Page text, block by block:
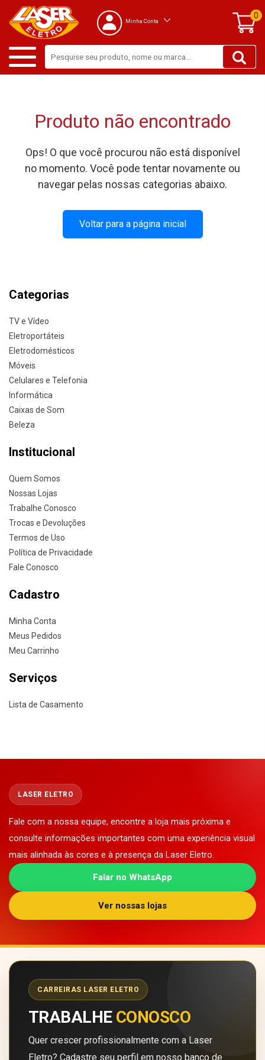
Minha Conta
0
Produto não encontrado
Ops! O que você procurou não está disponível
no momento. Você pode tentar novamente ou
navegar pelas nossas categorias abaixo.
Voltar para a página inicial
Categorias
TV e Vídeo
Eletroportáteis
Eletrodomésticos
Móveis
Celulares e Telefonia
Informática
Caixas de Som
Beleza
Institucional
Quem Somos
Nossas Lojas
Trabalhe Conosco
Trocas e Devoluções
Termos de Uso
Política de Privacidade
Fale Conosco
Cadastro
Minha Conta
Meus Pedidos
Meu Carrinho
Serviços
Lista de Casamento
LASER ELETRO
Fale com a nossa equipe, encontre a loja mais próxima e
consulte informações importantes com uma experiência visual
mais alinhada às cores e à presença da Laser Eletro.
Falar no WhatsApp
Ver nossas lojas
CARREIRAS LASER ELETRO
TRABALHE CONOSCO
Quer crescer profissionalmente com a Laser
Eletro? Cadastre seu perfil em nosso banco de